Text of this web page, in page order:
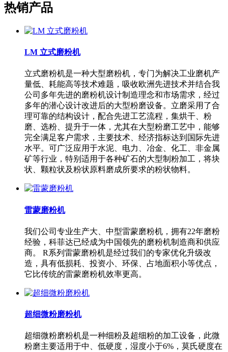
热销产品
LM 立式磨粉机
立式磨粉机是一种大型磨粉机，专门为解决工业磨机产
量低、耗能高等技术难题，吸收欧洲先进技术并结合我
公司多年先进的磨粉机设计制造理念和市场需求，经过
多年的潜心设计改进后的大型粉磨设备。立磨采用了合
理可靠的结构设计，配合先进工艺流程，集烘干、粉
磨、选粉、提升于一体，尤其在大型粉磨工艺中，能够
完全满足客户需求，主要技术、经济指标达到国际先进
水平。可广泛应用于水泥、电力、冶金、化工、非金属
矿等行业，特别适用于各种矿石的大型制粉加工，将块
状、颗粒状及粉状原料磨成所要求的粉状物料。
雷蒙磨粉机
我们公司专业生产大、中型雷蒙磨粉机，拥有22年磨粉
经验，科菲达已经成为中国领先的磨粉机制造商和供应
商。 R系列雷蒙磨粉机是经过我们的专家优化升级改
造，具有低损耗、投资小、环保、占地面积小等优点，
它比传统的雷蒙磨粉机效率更高。
超细微粉磨粉机
超细微粉磨粉机是一种细粉及超细粉的加工设备，此微
粉磨主要适用于中、低硬度，湿度小于6%，莫氏硬度在